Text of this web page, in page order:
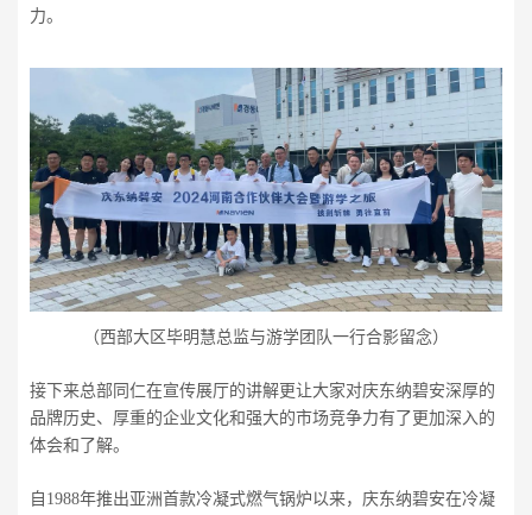
力。
（西部大区毕明慧总监与游学团队一行合影留念）
接下来总部同仁在宣传展厅的讲解更让大家对庆东纳碧安深厚的
品牌历史、厚重的企业文化和强大的市场竞争力有了更加深入的
体会和了解。
自1988年推出亚洲首款冷凝式燃气锅炉以来，庆东纳碧安在冷凝